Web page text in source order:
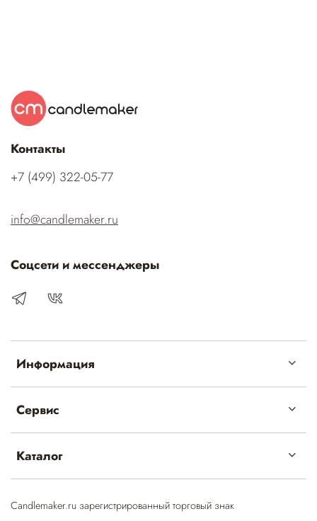
Информация
Сервис
Каталог
Контакты
‭+7 (499) 322-05-77‬
info@candlemaker.ru
Соцсети и мессенджеры
Candlemaker.ru зарегистрированный торговый знак